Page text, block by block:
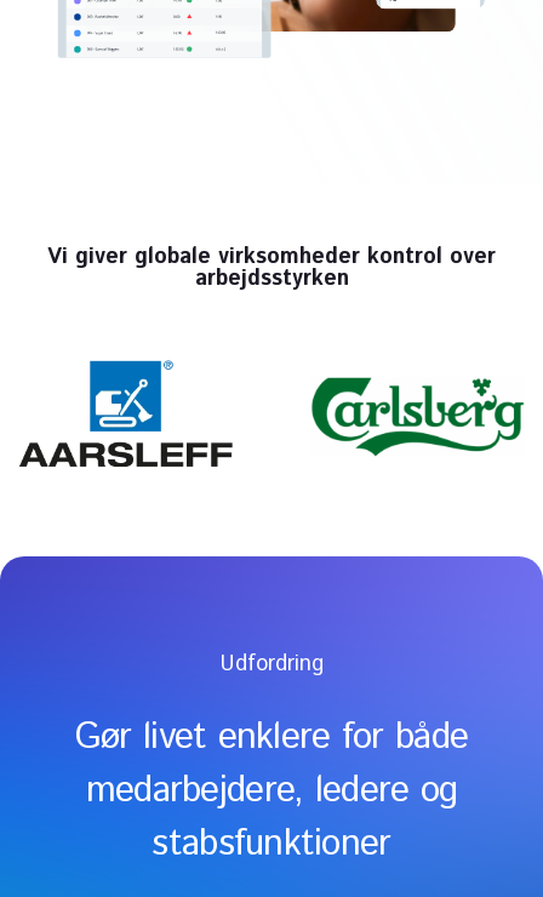
Vi giver globale virksomheder kontrol over
arbejdsstyrken
Udfordring
Gør livet enklere for både
medarbejdere, ledere og
stabsfunktioner